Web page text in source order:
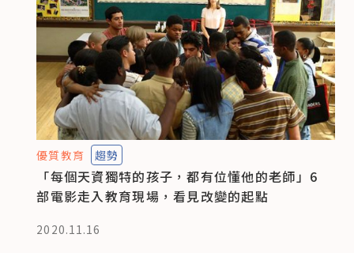
優質教育 趨勢
「每個天資獨特的孩子，都有位懂他的老師」6
部電影走入教育現場，看見改變的起點
2020.11.16